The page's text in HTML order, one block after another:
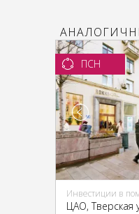
ПСН
ЦАО, Тверская